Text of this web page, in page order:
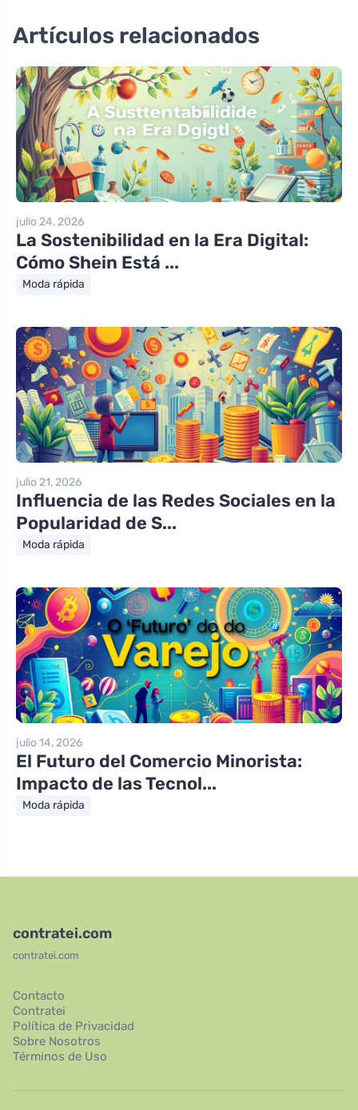
Artículos relacionados
julio 24, 2026
La Sostenibilidad en la Era Digital:
Cómo Shein Está ...
Moda rápida
julio 21, 2026
Influencia de las Redes Sociales en la
Popularidad de S...
Moda rápida
julio 14, 2026
El Futuro del Comercio Minorista:
Impacto de las Tecnol...
Moda rápida
contratei.com
contratei.com
Contacto
Contratei
Política de Privacidad
Sobre Nosotros
Términos de Uso